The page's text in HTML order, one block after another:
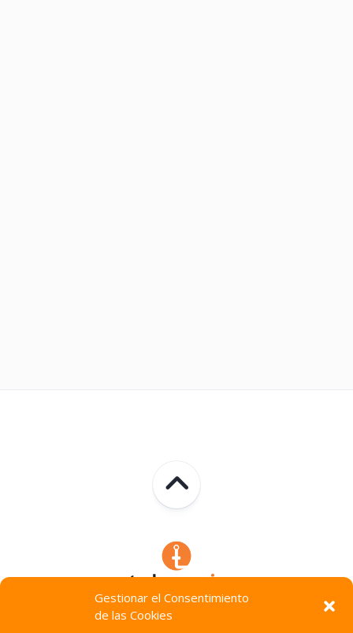
Gestionar el Consentimiento
de las Cookies
Technocracia © 2026. Todos Los Derechos Reservados.